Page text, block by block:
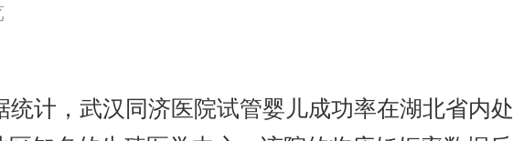
统计，武汉同济医院试管婴儿成功率在湖北省内处